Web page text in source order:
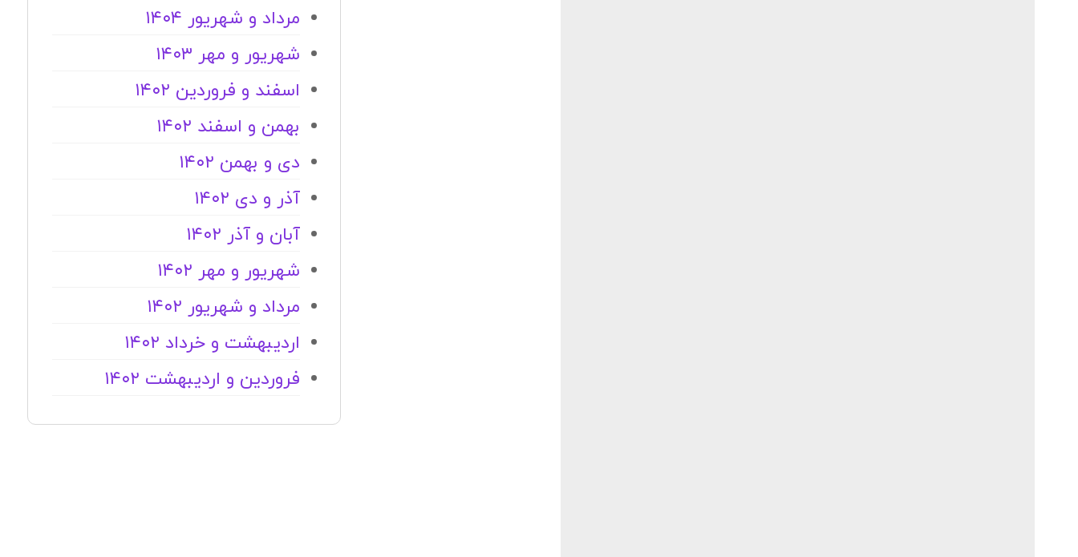
مرداد و شهریور ۱۴۰۴
شهریور و مهر ۱۴۰۳
اسفند و فروردین ۱۴۰۲
بهمن و اسفند ۱۴۰۲
دی و بهمن ۱۴۰۲
آذر و دی ۱۴۰۲
آبان و آذر ۱۴۰۲
شهریور و مهر ۱۴۰۲
مرداد و شهریور ۱۴۰۲
اردیبهشت و خرداد ۱۴۰۲
فروردین و اردیبهشت ۱۴۰۲